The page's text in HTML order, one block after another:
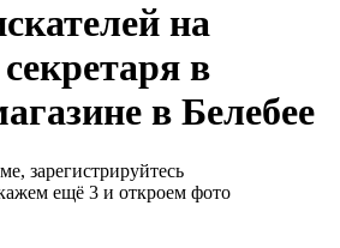
на
в
в Белебее
зарегистрируйтесь
ещё 3 и откроем фото